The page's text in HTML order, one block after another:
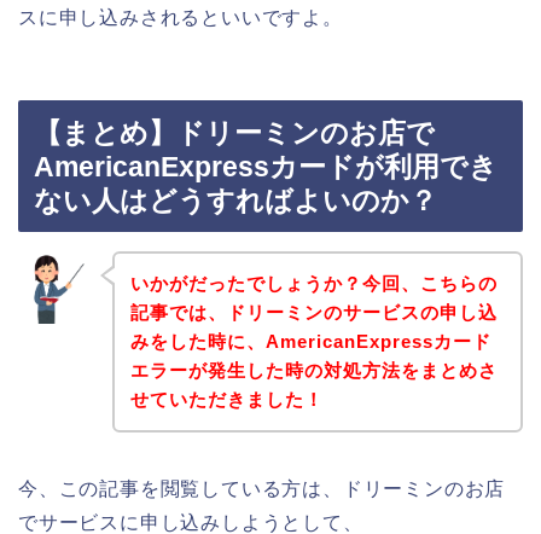
スに申し込みされるといいですよ。
【まとめ】ドリーミンのお店で
AmericanExpressカードが利用でき
ない人はどうすればよいのか？
いかがだったでしょうか？今回、こちらの
記事では、ドリーミンのサービスの申し込
みをした時に、AmericanExpressカード
エラーが発生した時の対処方法をまとめさ
せていただきました！
今、この記事を閲覧している方は、ドリーミンのお店
でサービスに申し込みしようとして、